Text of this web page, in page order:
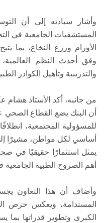
وأشار سيادته إلى أن
المستشفيات الجامعية في
الأورام وزرع النخاع، بما
وفق أحدث النظم العالمية،
والتدريبية وتأهيل الكوادر
من جانبه، أكد الأستاذ هشام
أن البنك يضع القطاع الصحي
للمسؤولية المجتمعية،
أساسي لكل مواطن، مشيرًا
يمثل استثمارًا حقيقيًا في
أهم الصروح الطبية
وأضاف أن هذا التعاون
المستدامة، ويعكس حرص
الكبرى وتطوير قدراتها